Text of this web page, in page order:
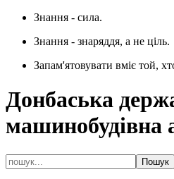
Знання - сила.
Знання - знаряддя, а не ціль.
Запам'ятовувати вміє той,
Донбаська
машинобудівна